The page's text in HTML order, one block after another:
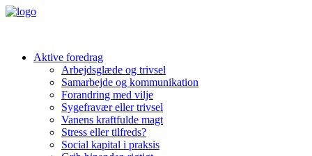
Aktive foredrag
Arbejdsglæde og trivsel
Samarbejde og kommunikation
Forandring med vilje
Sygefravær eller trivsel
Vanens kraftfulde magt
Stress eller tilfreds?
Social kapital i praksis